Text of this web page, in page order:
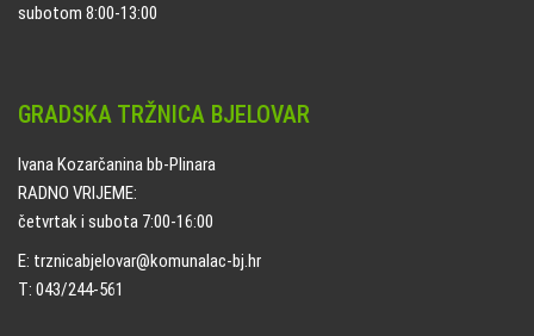
subotom 8:00-13:00
GRADSKA TRŽNICA BJELOVAR
Ivana Kozarčanina bb-Plinara
RADNO VRIJEME:
četvrtak i subota 7:00-16:00
E: trznicabjelovar@komunalac-bj.hr
T: 043/244-561